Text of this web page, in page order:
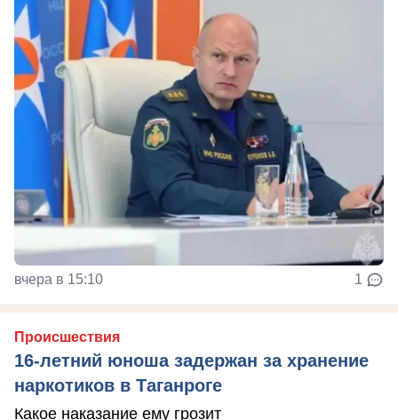
вчера в 15:10 1
Происшествия
16-летний юноша задержан за хранение
наркотиков в Таганроге
Какое наказание ему грозит